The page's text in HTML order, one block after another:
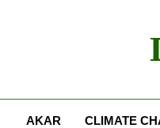
AKAR CLIMATE